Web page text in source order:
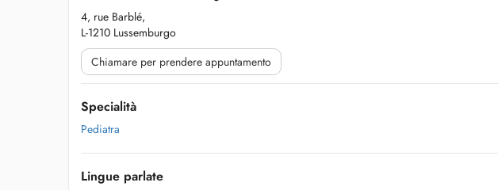
4, rue Barblé,
L-1210 Lussemburgo
Chiamare per prendere appuntamento
Specialità
Pediatra
Lingue parlate